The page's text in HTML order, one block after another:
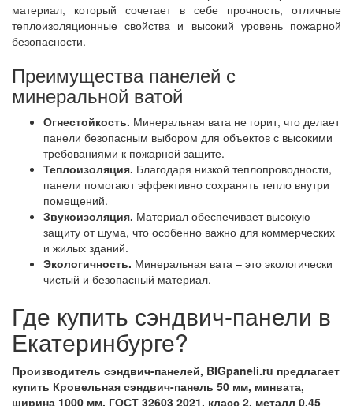
материал, который сочетает в себе прочность, отличные
теплоизоляционные свойства и высокий уровень пожарной
безопасности.
Преимущества панелей с
минеральной ватой
Огнестойкость. Минеральная вата не горит, что делает
панели безопасным выбором для объектов с высокими
требованиями к пожарной защите.
Теплоизоляция. Благодаря низкой теплопроводности,
панели помогают эффективно сохранять тепло внутри
помещений.
Звукоизоляция. Материал обеспечивает высокую
защиту от шума, что особенно важно для коммерческих
и жилых зданий.
Экологичность. Минеральная вата – это экологически
чистый и безопасный материал.
Где купить сэндвич-панели в
Екатеринбурге?
Производитель сэндвич-панелей, BIGpaneli.ru предлагает
купить Кровельная сэндвич-панель 50 мм, минвата,
ширина 1000 мм, ГОСТ 32603 2021, класс 2, металл 0.45